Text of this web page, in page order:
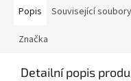
Popis Související
Značka
Detailní popis